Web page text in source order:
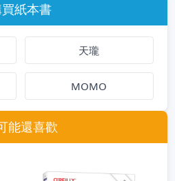
紙本書
天瓏
MOMO
能還喜歡